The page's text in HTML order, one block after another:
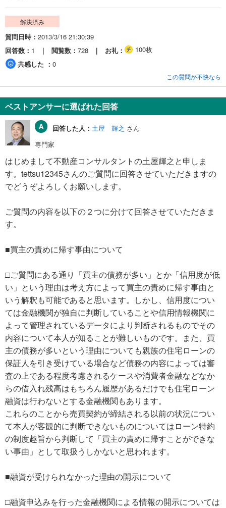
解決済み
質問日時
2013/3/16 21:30:39
回答数
1 閲覧数 728 お礼
100枚
共感した
0
この質問が不快なら
ベストアンサーに選ばれた回答
回答した人： 土屋 輝之 さん
専門家
はじめまして不動産コンサルタントの土屋輝之と申しま
す。tettsu12345さんのご質問に回答させていただきますの
でどうぞよろしくお願いします。
ご質問の内容を以下の２つに分けて回答させていただきま
す。
■買主の責めに帰す事由について
□ご質問にある通り「買主の債務が多い」とか「信用度が低
い」という理由は考え方によって買主の責めに帰す事由と
いう解釈も可能であると思います。しかし、信用度につい
ては金融機関が独自に判断していることや信用情報機関に
よって管理されているデータにより判断されるものでその
内容について本人が知ることが難しいものです。また、買
主の債務が多いという理由についても親族の住宅ローンの
保証人を引き受けている場合など債務の内容によっては審
査の上である程度考慮されるケースや消費者金融などなか
らの借入れ残高はもちろん履歴があるだけでも住宅ローン
融資は行わないとする金融機関もあります。
これらのことから売買契約が締結される以前の状況につい
て本人が客観的に判断できないものについてはローン特約
の制度趣旨から判断して「買主の責めに帰すことができな
い事由」として取扱うしかないと思われます。
■融資が受けられなかった理由の開示について
□融資申込みを行った金融機関による情報の開示については